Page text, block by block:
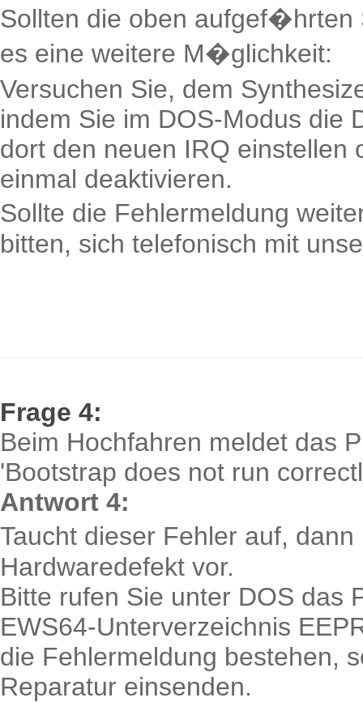
Sollten die oben
es eine weitere M�glichkeit:
Versuchen Sie, dem
indem Sie im DOS-Modus die
dort den neuen IRQ einstellen
einmal deaktivieren.
Sollte die Fehlermeldung
bitten, sich telefonisch mit
Frage 4:
Beim Hochfahren meldet das
'Bootstrap does not run
Antwort 4:
Taucht dieser Fehler auf,
Hardwaredefekt vor.
Bitte rufen Sie unter DOS das
EWS64-Unterverzeichnis
die Fehlermeldung bestehen,
Reparatur einsenden.